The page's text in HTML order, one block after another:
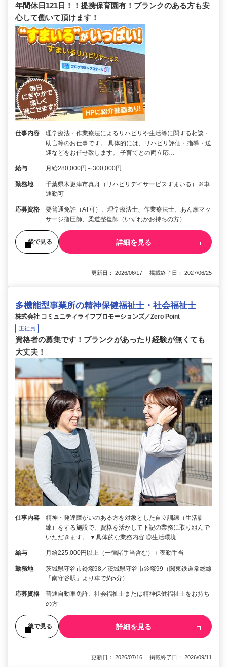
年間休日121日！！提携保育園有！ブランクのある方も安
心して働いて頂けます！
仕事内容
理学療法・作業療法によるリハビリや生活等に関する相談・
助言等のお仕事です。 具体的には、リハビリ評価・指導・送
迎などをお任せ致します。 子育てとの両立応…
給与 月給280,000円～300,000円
勤務地
千葉県木更津市真舟（リハビリデイサービスすまいる）※車
通勤可
応募資格
要普通免許（AT可）、理学療法士、作業療法士、あん摩マッ
サージ指圧師、柔道整復師（いずれかお持ちの方）
後で見る 詳細を見る
更新日： 2026/06/17 掲載終了日： 2027/06/25
多機能型事業所の精神保健福祉士・社会福祉士
株式会社 コミュニティライフプロモーションズ／Zero Point
正社員
資格者の募集です！ブランクがあったり経験が無くても
大丈夫！
仕事内容
精神・発達障がいのある方を対象とした自立訓練（生活訓
練）をする施設で、資格を活かして下記の業務に取り組んで
いただきます。 ▼具体的な業務内容 ◎生活環境…
給与 月給225,000円以上（一律諸手当含む）＋夜勤手当
勤務地
茨城県守谷市鈴塚98／茨城県守谷市鈴塚99（関東鉄道常総線
「南守谷駅」より車で約5分）
応募資格
普通自動車免許、社会福祉士または精神保健福祉士をお持ち
の方
後で見る 詳細を見る
更新日： 2026/07/16 掲載終了日： 2026/09/11